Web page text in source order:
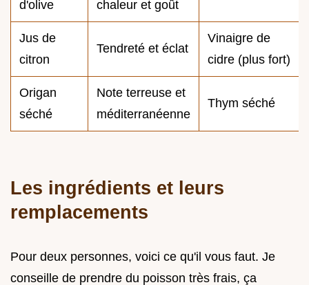
d'olive
chaleur et goût
Jus de
citron
Tendreté et éclat
Vinaigre de
cidre (plus fort)
Origan
séché
Note terreuse et
méditerranéenne
Thym séché
Les ingrédients et leurs
remplacements
Pour deux personnes, voici ce qu'il vous faut. Je
conseille de prendre du poisson très frais, ça